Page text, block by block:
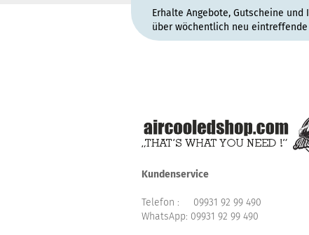
Erhalte Angebote, Gutscheine
über wöchentlich neu eintreffende
Kundenservice
Telefon : 09931 92 99 490
WhatsApp: 09931 92 99 490